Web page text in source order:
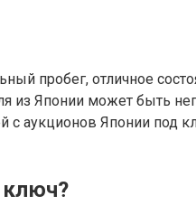
пробег, отличное
Японии может быть
с аукционов Японии под
ключ?